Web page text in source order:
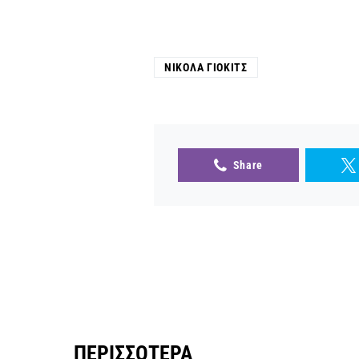
ΝΊΚΟΛΑ ΓΙΌΚΙΤΣ
Share
ΠΕΡΙΣΣΌΤΕΡΑ